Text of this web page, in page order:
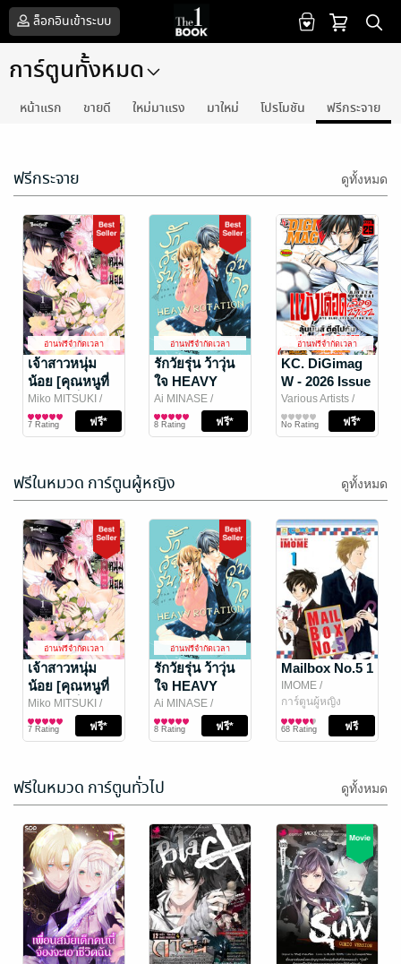
ล็อกอินเข้าระบบ
การ์ตูนทั้งหมด
หน้าแรก ขายดี ใหม่มาแรง มาใหม่ โปรโมชัน ฟรีกระจาย
ฟรีกระจาย ดูทั้งหมด
อ่านฟรีจำกัดเวลา
เจ้าสาวหนุ่ม
น้อย [คุณหนูที่
แต่งตัวเป็น
ผู้ชายกับ
นักศึกษาวาย
Miko MITSUKI /
Bongkoch
Publishing
การ์ตูนผู้หญิง
7 Rating
อ่านฟรีจำกัดเวลา
รักวัยรุ่น ว้าวุ่น
ใจ HEAVY
ROTATION 1
Ai MINASE /
Bongkoch
Publishing
การ์ตูนผู้หญิง
8 Rating
อ่านฟรีจำกัดเวลา
KC. DiGimag
W - 2026 Issue
29
Various Artists/
Vibulkij Publishing
นิตยสารการ์ตูนและ
เกม
No Rating
เพื่อนสมัยเด็ก
คนนี้จ้องจะเอา
ชีวิตฉัน เล่ม 1
양과람 &
inahoyonemura/
สำนักพิมพ์ Siam
Content Partners
การ์ตูนทั่วไป
No Rating
อ่านฟรีจำกัดเวลา
KC. DiGimag
W - 2026 Issue
28
Various Artists/
Vibulkij Publishing
นิตยสารการ์ตูนและ
เกม
No Rating
ฟรีในหมวด การ์ตูนผู้หญิง ดูทั้งหมด
อ่านฟรีจำกัดเวลา
เจ้าสาวหนุ่ม
น้อย [คุณหนูที่
แต่งตัวเป็น
ผู้ชายกับ
นักศึกษาวาย
Miko MITSUKI /
Bongkoch
Publishing
การ์ตูนผู้หญิง
7 Rating
อ่านฟรีจำกัดเวลา
รักวัยรุ่น ว้าวุ่น
ใจ HEAVY
ROTATION 1
Ai MINASE /
Bongkoch
Publishing
การ์ตูนผู้หญิง
8 Rating
Mailbox No.5 1
IMOME/
Bongkoch
Publishing
การ์ตูนผู้หญิง
68 Rating
Finding My
Love 1
ฟรีในหมวด การ์ตูนทั่วไป ดูทั้งหมด